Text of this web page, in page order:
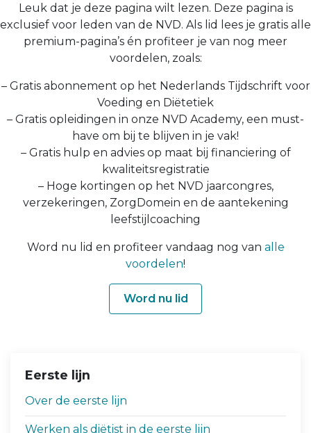
Leuk dat je deze pagina wilt lezen. Deze pagina is
exclusief voor leden van de NVD. Als lid lees je gratis alle
premium-pagina’s én profiteer je van nog meer
voordelen, zoals:
– Gratis abonnement op het Nederlands Tijdschrift voor
Voeding en Diëtetiek
– Gratis opleidingen in onze NVD Academy, een must-
have om bij te blijven in je vak!
– Gratis hulp en advies op maat bij financiering of
kwaliteitsregistratie
– Hoge kortingen op het NVD jaarcongres,
verzekeringen, ZorgDomein en de aantekening
leefstijlcoaching
Word nu lid en profiteer vandaag nog van alle
voordelen!
Word nu lid
Eerste lijn
Over de eerste lijn
Werken als diëtist in de eerste lijn